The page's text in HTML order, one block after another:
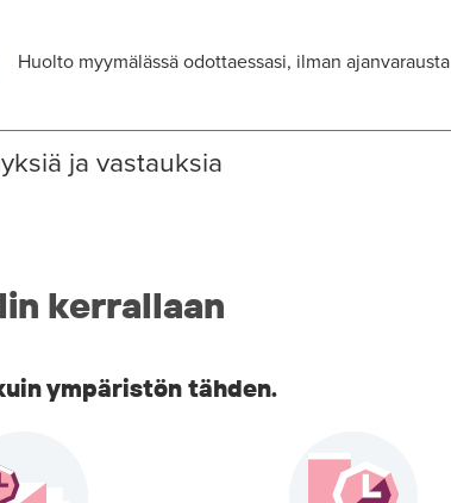
Huolto myymälässä odottaessasi, ilman ajanvarausta
ja vastauksia
kerrallaan
ympäristön tähden.